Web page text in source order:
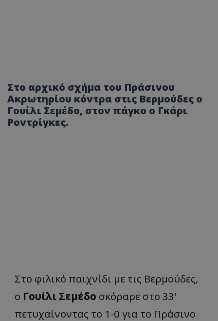
Στο αρχικό σχήμα του Πράσινου
Ακρωτηρίου κόντρα στις Βερμούδες ο
Γουίλι Σεμέδο, στον πάγκο ο Γκάρι
Ροντρίγκες.
Στο φιλικό παιχνίδι με τις Βερμούδες,
ο Γουίλι Σεμέδο σκόραρε στο 33'
πετυχαίνοντας το 1-0 για το Πράσινο